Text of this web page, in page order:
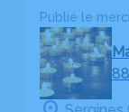
Publié le